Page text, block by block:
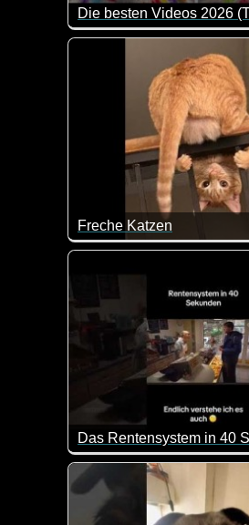
Die besten Videos 2026
Eine tolle
Freche Katzen
Eine tolle
Das Rentensystem in 40
Kurz, aber genau so sieht